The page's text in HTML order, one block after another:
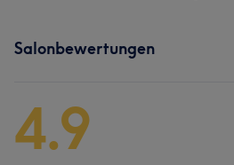
Salonbewertungen
4.9